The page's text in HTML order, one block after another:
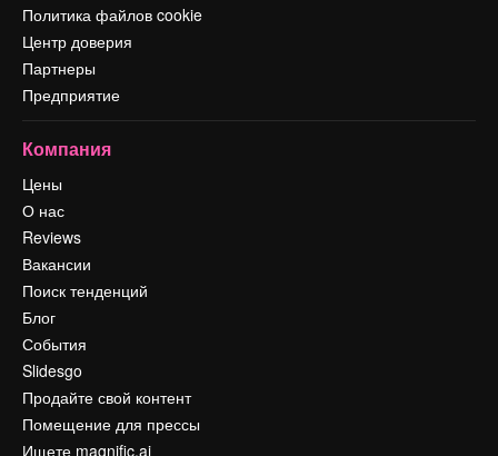
Политика файлов cookie
Центр доверия
Партнеры
Предприятие
Компания
Цены
О нас
Reviews
Вакансии
Поиск тенденций
Блог
События
Slidesgo
Продайте свой контент
Помещение для прессы
Ищете magnific.ai